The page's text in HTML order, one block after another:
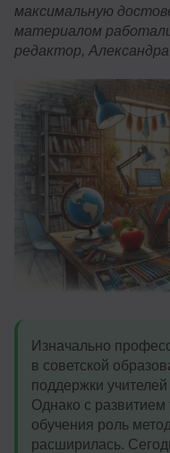
максимальную
материалом
редактор,
Изначально
в советской
поддержки
Однако с развитием
обучения роль
расширилась.